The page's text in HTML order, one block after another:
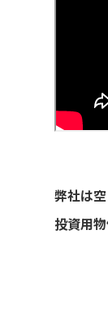
弊社は
投資用